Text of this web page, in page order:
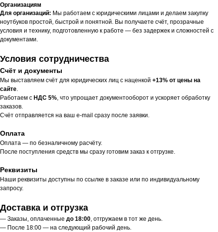
Организациям
Для организаций: Мы работаем с юридическими лицами и делаем закупку
ноутбуков простой, быстрой и понятной. Вы получаете счёт, прозрачные
условия и технику, подготовленную к работе — без задержек и сложностей с
документами.
Условия сотрудничества
Счёт и документы
Мы выставляем счёт для юридических лиц с наценкой +13% от цены на
сайте.
Работаем с НДС 5%, что упрощает документооборот и ускоряет обработку
заказов.
Счёт отправляется на ваш e-mail сразу после заявки.
Оплата
Оплата — по безналичному расчёту.
После поступления средств мы сразу готовим заказ к отгрузке.
Реквизиты
Наши реквизиты доступны по ссылке в заказе или по индивидуальному
запросу.
Доставка и отгрузка
— Заказы, оплаченные до 18:00, отгружаем в тот же день.
— После 18:00 — на следующий рабочий день.